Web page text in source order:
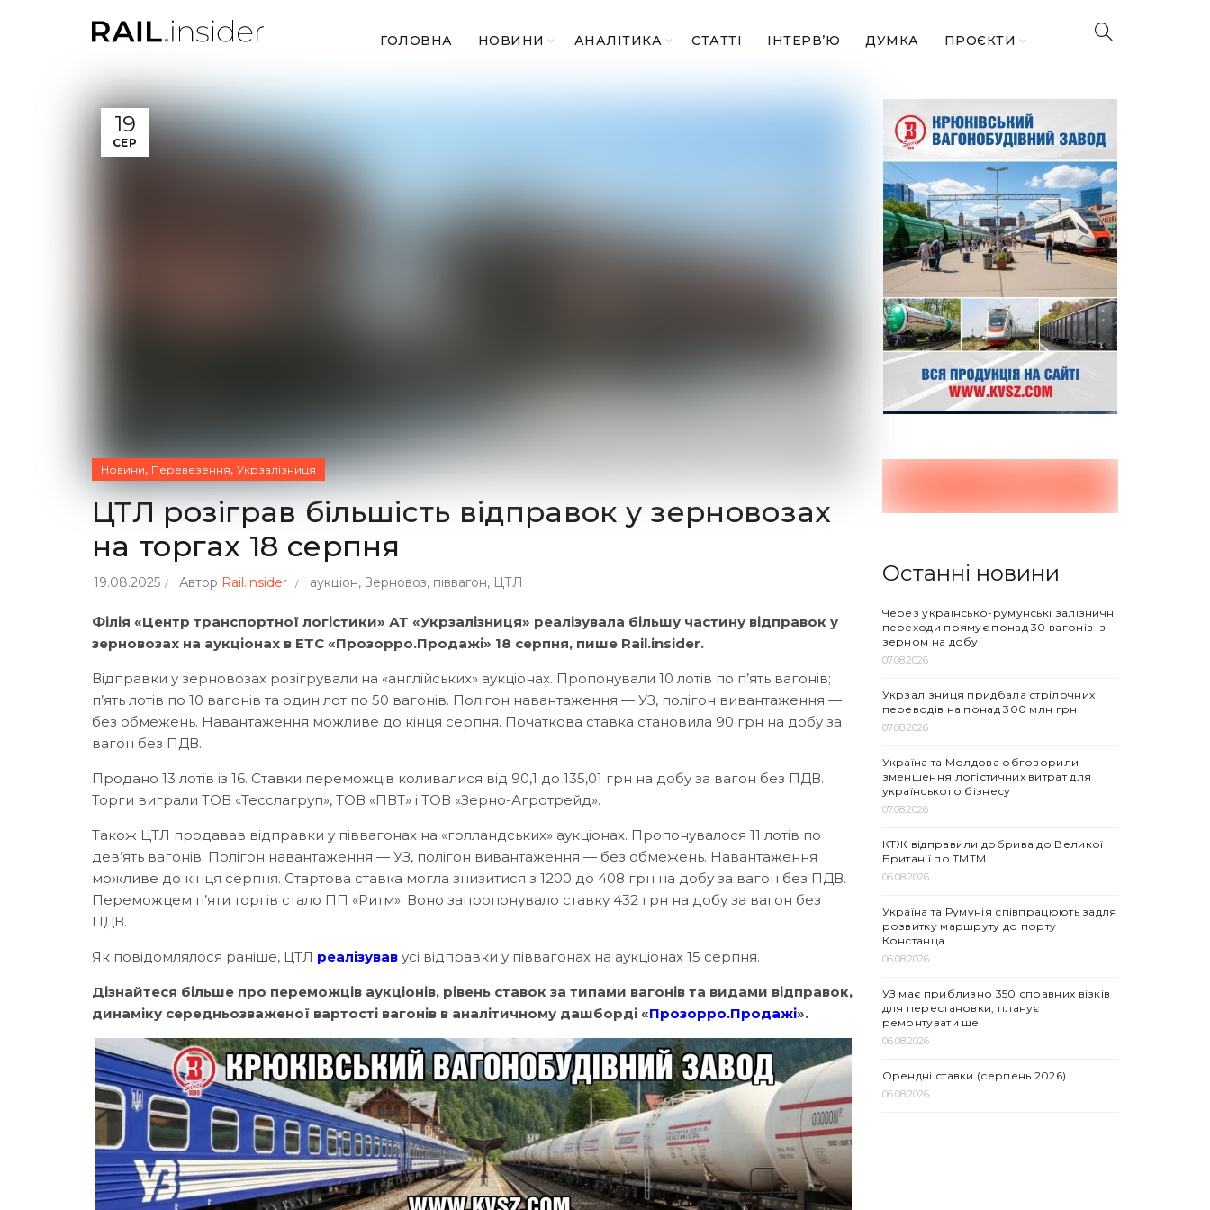
ГОЛОВНА НОВИНИ АНАЛІТИКА СТАТТІ ІНТЕРВ’Ю ДУМКА ПРОЄКТИ
19
СЕР
Новини, Перевезення, Укрзалізниця
ЦТЛ розіграв більшість відправок у зерновозах
на торгах 18 серпня
19.08.2025 Автор Rail.insider аукціон, Зерновоз, піввагон, ЦТЛ
Філія «Центр транспортної логістики» АТ «Укрзалізниця» реалізувала більшу частину відправок у
зерновозах на аукціонах в ЕТС «Прозорро.Продажі» 18 серпня, пише Rail.insider.
Відправки у зерновозах розігрували на «англійських» аукціонах. Пропонували 10 лотів по п’ять вагонів;
п’ять лотів по 10 вагонів та один лот по 50 вагонів. Полігон навантаження — УЗ, полігон вивантаження —
без обмежень. Навантаження можливе до кінця серпня. Початкова ставка становила 90 грн на добу за
вагон без ПДВ.
Продано 13 лотів із 16. Ставки переможців коливалися від 90,1 до 135,01 грн на добу за вагон без ПДВ.
Торги виграли ТОВ «Тесслагруп», ТОВ «ПВТ» і ТОВ «Зерно-Агротрейд».
Також ЦТЛ продавав відправки у піввагонах на «голландських» аукціонах. Пропонувалося 11 лотів по
дев’ять вагонів. Полігон навантаження — УЗ, полігон вивантаження — без обмежень. Навантаження
можливе до кінця серпня. Стартова ставка могла знизитися з 1200 до 408 грн на добу за вагон без ПДВ.
Переможцем п’яти торгів стало ПП «Ритм». Воно запропонувало ставку 432 грн на добу за вагон без
ПДВ.
Як повідомлялося раніше, ЦТЛ реалізував усі відправки у піввагонах на аукціонах 15 серпня.
Дізнайтеся більше про переможців аукціонів, рівень ставок за типами вагонів та видами відправок,
динаміку середньозваженої вартості вагонів в аналітичному дашборді «Прозорро.Продажі».
Останні новини
Через українсько-румунські залізничні
переходи прямує понад 30 вагонів із
зерном на добу
07.08.2026
Укрзалізниця придбала стрілочних
переводів на понад 300 млн грн
07.08.2026
Україна та Молдова обговорили
зменшення логістичних витрат для
українського бізнесу
07.08.2026
КТЖ відправили добрива до Великої
Британії по ТМТМ
06.08.2026
Україна та Румунія співпрацюють задля
розвитку маршруту до порту
Констанца
06.08.2026
УЗ має приблизно 350 справних візків
для перестановки, планує
ремонтувати ще
06.08.2026
Орендні ставки (серпень 2026)
06.08.2026